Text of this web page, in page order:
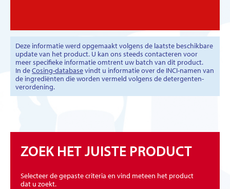
Deze informatie werd opgemaakt volgens de laatste beschikbare
update van het product. U kan ons steeds contacteren voor
meer specifieke informatie omtrent uw batch van dit product.
In deCosing-databasevindt u informatie over de INCI-namen van
de ingrediënten die worden vermeld volgens de detergenten-
verordening.
ZOEK HET JUISTE PRODUCT
Selecteer de gepaste criteria en vind meteen het product
dat u zoekt.